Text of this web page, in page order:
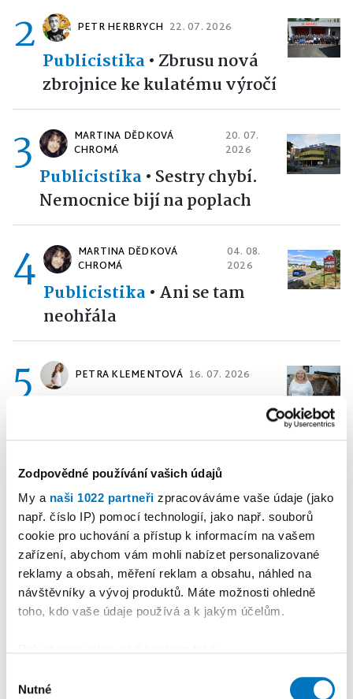
Zodpovědné používání vašich údajů
My a naši 1022 partneři zpracováváme vaše údaje (jako
např. číslo IP) pomocí technologií, jako např. souborů
cookie pro uchování a přístup k informacím na vašem
zařízení, abychom vám mohli nabízet personalizované
reklamy a obsah, měření reklam a obsahu, náhled na
návštěvníky a vývoj produktů. Máte možnosti ohledně
toho, kdo vaše údaje používá a k jakým účelům.
poloze, které mohou být přesné na několik metrů
souhlasu
Nutné
2 PETR HERBRYCH 22. 07. 2026
Publicistika• Zbrusu nová
zbrojnice ke kulatému výročí
3
MARTINA DĚDKOVÁ
CHROMÁ
20. 07.
2026
Publicistika• Sestry chybí.
Nemocnice bijí na poplach
4
MARTINA DĚDKOVÁ
CHROMÁ
04. 08.
2026
Publicistika• Ani se tam
neohřála
5 PETRA KLEMENTOVÁ 16. 07. 2026
ReklamaKoupit reklamu